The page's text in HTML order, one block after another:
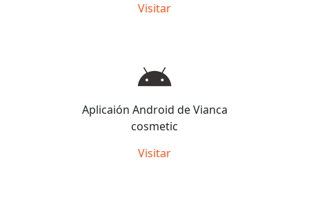
Visitar
Aplicaión Android de Vianca
cosmetic
Visitar